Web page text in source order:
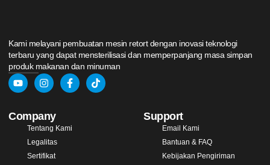
Kami melayani pembuatan mesin retort dengan inovasi teknologi
terbaru yang dapat mensterilisasi dan memperpanjang masa simpan
produk makanan dan minuman
Company
Tentang Kami
Legalitas
Sertifikat
Support
Email Kami
Bantuan & FAQ
Kebijakan Pengiriman